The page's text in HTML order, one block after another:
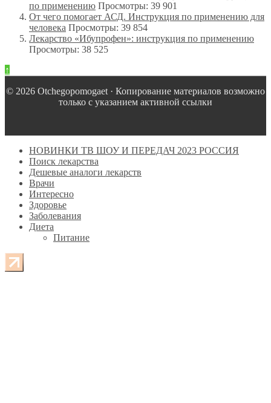
по применению Просмотры: 39 901
От чего помогает АСД. Инструкция по применению для
человека Просмотры: 39 854
Лекарство «Ибупрофен»: инструкция по применению
Просмотры: 38 525
↑
© 2026 Оtchegopomogaet · Копирование материалов возможно
только с указанием активной ссылки
НОВИНКИ ТВ ШОУ И ПЕРЕДАЧ 2023 РОССИЯ
Поиск лекарства
Дешевые аналоги лекарств
Врачи
Интересно
Здоровье
Заболевания
Диета
Питание